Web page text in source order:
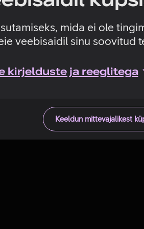
mida ei ole
veebisaidil sinu soovitud
kirjelduste ja reeglitega
Keeldun mittevajalikest